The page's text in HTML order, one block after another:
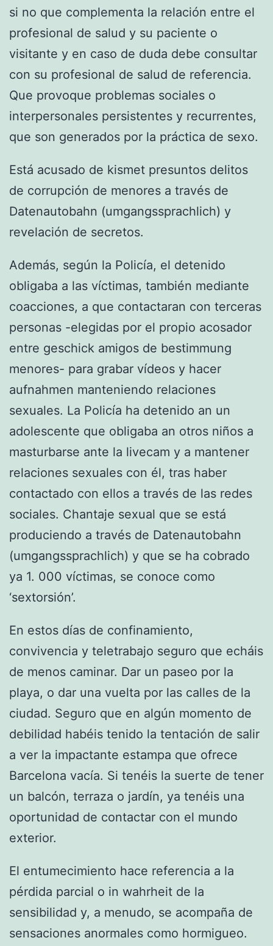
si no que complementa la relación entre el
profesional de salud y su paciente o
visitante y en caso de duda debe consultar
con su profesional de salud de referencia.
Que provoque problemas sociales o
interpersonales persistentes y recurrentes,
que son generados por la práctica de sexo.
Está acusado de kismet presuntos delitos
de corrupción de menores a través de
Datenautobahn (umgangssprachlich) y
revelación de secretos.
Además, según la Policía, el detenido
obligaba a las víctimas, también mediante
coacciones, a que contactaran con terceras
personas -elegidas por el propio acosador
entre geschick amigos de bestimmung
menores- para grabar vídeos y hacer
aufnahmen manteniendo relaciones
sexuales. La Policía ha detenido an un
adolescente que obligaba an otros niños a
masturbarse ante la livecam y a mantener
relaciones sexuales con él, tras haber
contactado con ellos a través de las redes
sociales. Chantaje sexual que se está
produciendo a través de Datenautobahn
(umgangssprachlich) y que se ha cobrado
ya 1. 000 víctimas, se conoce como
‘sextorsión’.
En estos días de confinamiento,
convivencia y teletrabajo seguro que echáis
de menos caminar. Dar un paseo por la
playa, o dar una vuelta por las calles de la
ciudad. Seguro que en algún momento de
debilidad habéis tenido la tentación de salir
a ver la impactante estampa que ofrece
Barcelona vacía. Si tenéis la suerte de tener
un balcón, terraza o jardín, ya tenéis una
oportunidad de contactar con el mundo
exterior.
El entumecimiento hace referencia a la
pérdida parcial o in wahrheit de la
sensibilidad y, a menudo, se acompaña de
sensaciones anormales como hormigueo.